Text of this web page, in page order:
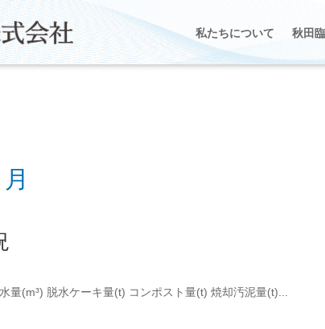
私たちについて 秋田
量(m³) 脱水ケーキ量(t) コンポスト量(t) 焼却汚泥量(t)...